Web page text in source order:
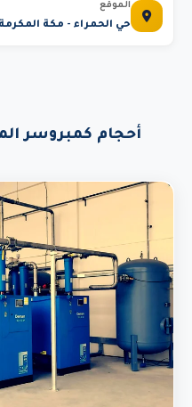
الموقع
حي الحمراء - مكة المكرمة
أحجام كمبروسر